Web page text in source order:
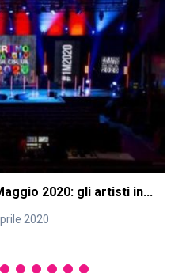
2020: gli artisti in...
2020